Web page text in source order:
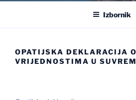
Izbornik
OPATIJSKA DEKLARACIJA O
VRIJEDNOSTIMA U